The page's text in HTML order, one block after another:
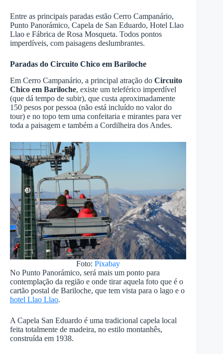
Entre as principais paradas estão Cerro Campanário,
Punto Panorámico, Capela de San Eduardo, Hotel Llao
Llao e Fábrica de Rosa Mosqueta. Todos pontos
imperdíveis, com paisagens deslumbrantes.
Paradas do Circuito Chico em Bariloche
Em Cerro Campanário, a principal atração do Circuito
Chico em Bariloche, existe um teleférico imperdível
(que dá tempo de subir), que custa aproximadamente
150 pesos por pessoa (não está incluído no valor do
tour) e no topo tem uma confeitaria e mirantes para ver
toda a paisagem e também a Cordilheira dos Andes.
Foto: Pixabay
No Punto Panorámico, será mais um ponto para
contemplação da região e onde tirar aquela foto que é o
cartão postal de Bariloche, que tem vista para o lago e o
hotel Llao Llao.
A Capela San Eduardo é uma tradicional capela local
feita totalmente de madeira, no estilo montanhês,
construída em 1938.